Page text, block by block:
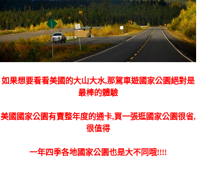
如果想要看看美國的大山大水,那駕車遊國家公園絕對是
最棒的體驗
美國國家公園有賣整年度的通卡,買一張逛國家公園很省,
很值得
一年四季各地國家公園也是大不同哦!!!!